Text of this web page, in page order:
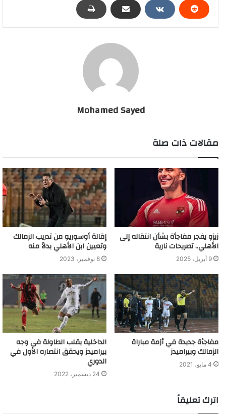
Mohamed Sayed
مقالات ذات صلة
زيزو يفجر مفاجأة بشأن انتقاله إلى
الأهلي.. تصريحات نارية
9 أبريل، 2025
إقالة أوسوريو من تدريب الزمالك
وتعيين ابن الأهلي بدلاً منه
8 نوفمبر، 2023
مفاجأة جديدة في أزمة مباراة
الزمالك وبيراميدز
4 مايو، 2021
الداخلية يقلب الطاولة في وجه
بيراميدز ويحقق انتصاره الأول في
الدوري
24 ديسمبر، 2022
اترك تعليقاً